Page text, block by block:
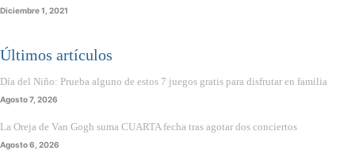
Diciembre 1, 2021
Últimos artículos
Día del Niño: Prueba alguno de estos 7 juegos gratis para disfrutar en familia
Agosto 7, 2026
La Oreja de Van Gogh suma CUARTA fecha tras agotar dos conciertos
Agosto 6, 2026